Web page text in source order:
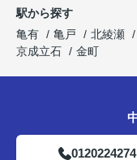
駅から探す
亀有
亀戸 北綾瀬
京成立石
金町
0120224274